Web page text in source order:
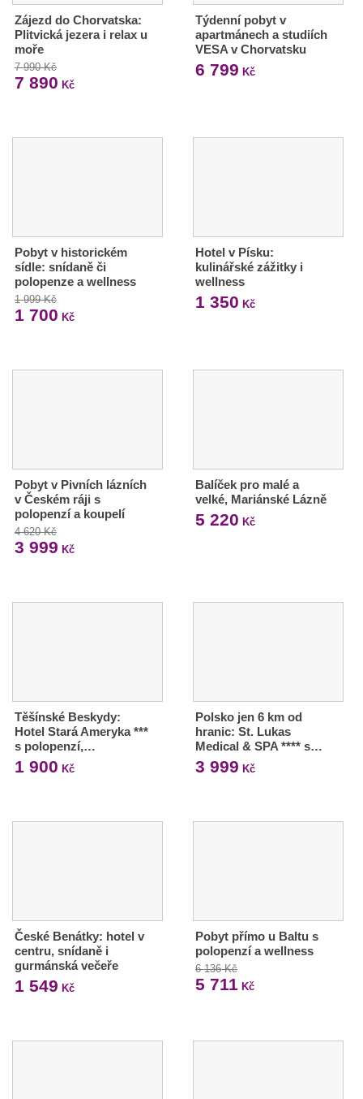
Zájezd do Chorvatska:
Plitvická jezera i relax u
moře
7 990 Kč
7 890 Kč
Týdenní pobyt v
apartmánech a studiích
VESA v Chorvatsku
6 799 Kč
Pobyt v historickém
sídle: snídaně či
polopenze a wellness
1 999 Kč
1 700 Kč
Hotel v Písku:
kulinářské zážitky i
wellness
1 350 Kč
Pobyt v Pivních lázních
v Českém ráji s
polopenzí a koupelí
4 620 Kč
3 999 Kč
Balíček pro malé a
velké, Mariánské Lázně
5 220 Kč
Těšínské Beskydy:
Hotel Stará Ameryka ***
s polopenzí,…
1 900 Kč
Polsko jen 6 km od
hranic: St. Lukas
Medical & SPA **** s…
3 999 Kč
České Benátky: hotel v
centru, snídaně i
gurmánská večeře
1 549 Kč
Pobyt přímo u Baltu s
polopenzí a wellness
6 136 Kč
5 711 Kč